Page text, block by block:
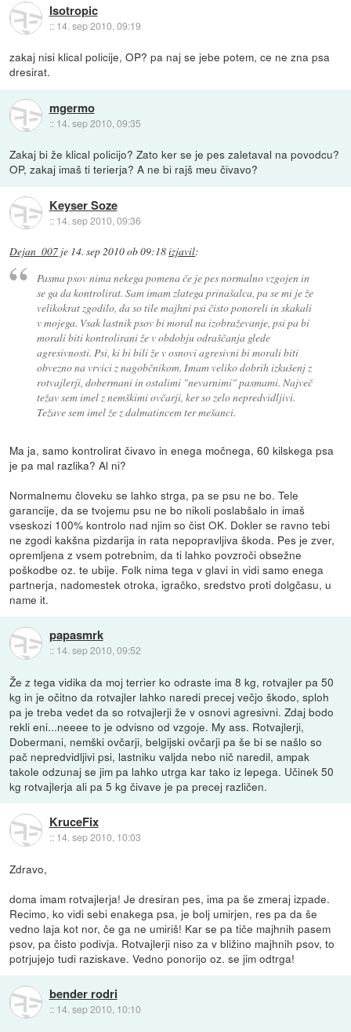
Isotropic
:: 14. sep 2010, 09:19
zakaj nisi klical policije, OP? pa naj se jebe potem, ce ne zna psa
dresirat.
mgermo
:: 14. sep 2010, 09:35
Zakaj bi že klical policijo? Zato ker se je pes zaletaval na povodcu?
OP, zakaj imaš ti terierja? A ne bi rajš meu čivavo?
Keyser Soze
:: 14. sep 2010, 09:36
Dejan_007 je 14. sep 2010 ob 09:18izjavil:
Pasma psov nima nekega pomena če je pes normalno vzgojen in
se ga da kontrolirat. Sam imam zlatega prinašalca, pa se mi je že
velikokrat zgodilo, da so tile majhni psi čisto ponoreli in skakali
v mojega. Vsak lastnik psov bi moral na izobraževanje, psi pa bi
morali biti kontrolirani že v obdobju odraščanja glede
agresivnosti. Psi, ki bi bili že v osnovi agresivni bi morali biti
obvezno na vrvici z nagobčnikom. Imam veliko dobrih izkušenj z
rotvajlerji, dobermani in ostalimi "nevarnimi" pasmami. Največ
težav sem imel z nemškimi ovčarji, ker so zelo nepredvidljivi.
Težave sem imel že z dalmatincem ter mešanci.
Ma ja, samo kontrolirat čivavo in enega močnega, 60 kilskega psa
je pa mal razlika? Al ni?
Normalnemu človeku se lahko strga, pa se psu ne bo. Tele
garancije, da se tvojemu psu ne bo nikoli poslabšalo in imaš
vseskozi 100% kontrolo nad njim so čist OK. Dokler se ravno tebi
ne zgodi kakšna pizdarija in rata nepopravljiva škoda. Pes je zver,
opremljena z vsem potrebnim, da ti lahko povzroči obsežne
poškodbe oz. te ubije. Folk nima tega v glavi in vidi samo enega
partnerja, nadomestek otroka, igračko, sredstvo proti dolgčasu, u
name it.
papasmrk
:: 14. sep 2010, 09:52
Že z tega vidika da moj terrier ko odraste ima 8 kg, rotvajler pa 50
kg in je očitno da rotvajler lahko naredi precej večjo škodo, sploh
pa je treba vedet da so rotvajlerji že v osnovi agresivni. Zdaj bodo
rekli eni...neeee to je odvisno od vzgoje. My ass. Rotvajlerji,
Dobermani, nemški ovčarji, belgijski ovčarji pa še bi se našlo so
pač nepredvidljivi psi, lastniku valjda nebo nič naredil, ampak
takole odzunaj se jim pa lahko utrga kar tako iz lepega. Učinek 50
kg rotvajlerja ali pa 5 kg čivave je pa precej različen.
KruceFix
:: 14. sep 2010, 10:03
Zdravo,
doma imam rotvajlerja! Je dresiran pes, ima pa še zmeraj izpade.
Recimo, ko vidi sebi enakega psa, je bolj umirjen, res pa da še
vedno laja kot nor, če ga ne umiriš! Kar se pa tiče majhnih pasem
psov, pa čisto podivja. Rotvajlerji niso za v bližino majhnih psov, to
potrjujejo tudi raziskave. Vedno ponorijo oz. se jim odtrga!
bender rodri
:: 14. sep 2010, 10:10